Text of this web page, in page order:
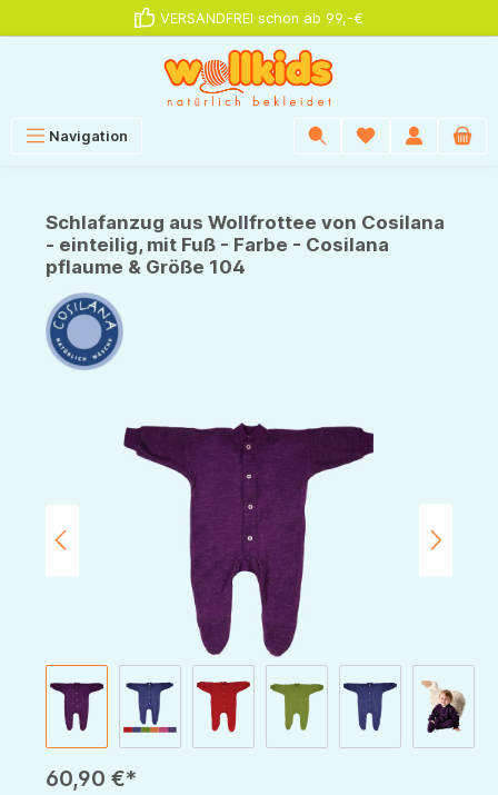
VERSANDFREI schon ab 99,-€
Navigation
Schlafanzug aus Wollfrottee von Cosilana
- einteilig, mit Fuß - Farbe - Cosilana
pflaume & Größe 104
Bildergalerie überspringen
60,90 €*